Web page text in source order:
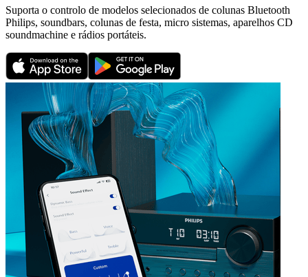
Suporta o controlo de modelos selecionados de colunas Bluetooth
Philips, soundbars, colunas de festa, micro sistemas, aparelhos CD
soundmachine e rádios portáteis.